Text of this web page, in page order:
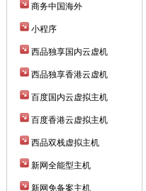
商务中国海外
小程序
西品独享国内云虚机
西品独享香港云虚机
百度国内云虚拟主机
百度香港云虚拟主机
西品双栈虚拟主机
新网全能型主机
新网免备案主机